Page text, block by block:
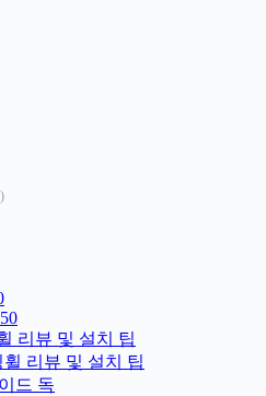
리뷰 및 설치 팁
리뷰 및 설치 팁
드 독